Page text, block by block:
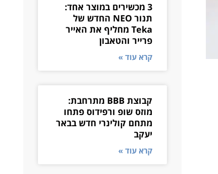
3 מכשירים במוצר אחד:
תנור NEO החדש של
Teka מחליף את האייר
פרייר והטאבון
קרא עוד »
קבוצת BBB מתרחבת:
מוזס שופ ורפידוס פתחו
מתחם קולינרי חדש בבאר
יעקב
קרא עוד »